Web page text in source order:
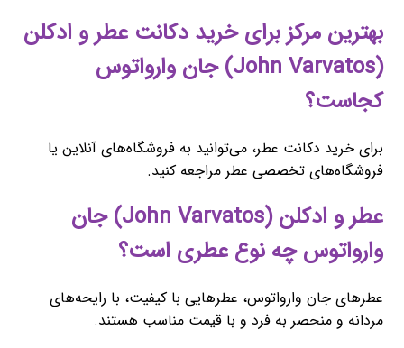
بهترین مرکز برای خرید دکانت عطر و ادکلن
(John Varvatos) جان وارواتوس
کجاست؟
برای خرید دکانت عطر، می‌توانید به فروشگاه‌های آنلاین یا
فروشگاه‌های تخصصی عطر مراجعه کنید.
عطر و ادکلن (John Varvatos) جان
وارواتوس چه نوع عطری است؟
عطرهای جان وارواتوس، عطرهایی با کیفیت، با رایحه‌های
مردانه و منحصر به فرد و با قیمت مناسب هستند.